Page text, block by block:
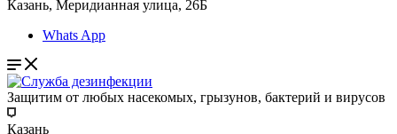
Казань, Меридианная улица, 26Б
Whats App
Защитим от любых насекомых, грызунов, бактерий и вирусов
Казань